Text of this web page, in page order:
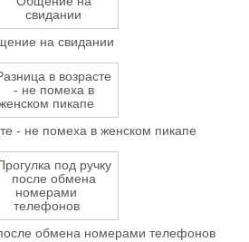
на свидании
- не помеха в женском пикапе
обмена номерами телефонов